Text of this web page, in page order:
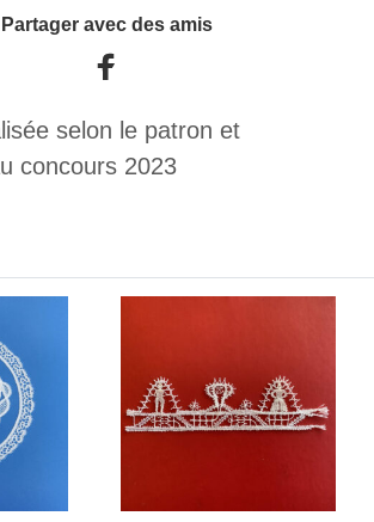
Partager avec des amis
selon le patron et
concours 2023